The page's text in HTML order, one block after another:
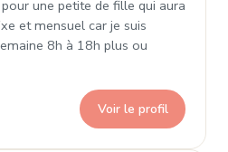
une petite de fille qui aura
et mensuel car je suis
8h à 18h plus ou
Voir le profil